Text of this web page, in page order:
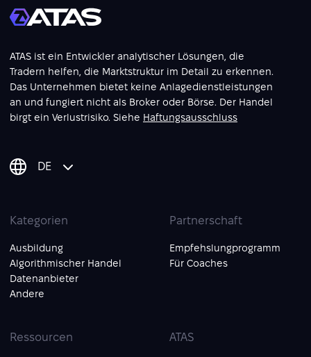
ATAS ist ein Entwickler analytischer Lösungen, die
Tradern helfen, die Marktstruktur im Detail zu erkennen.
Das Unternehmen bietet keine Anlagedienstleistungen
an und fungiert nicht als Broker oder Börse. Der Handel
birgt ein Verlustrisiko. Siehe Haftungsausschluss
DE
Kategorien
Ausbildung
Algorithmischer Handel
Datenanbieter
Andere
Partnerschaft
Empfehslungprogramm
Für Coaches
Ressourcen ATAS